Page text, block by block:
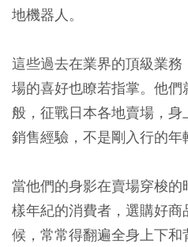
地機器人。
這些過去在業界的頂級業
場的喜好也瞭若指掌。他
般，征戰日本各地賣場，身
銷售經驗，不是剛入行的年
當他們的身影在賣場穿梭
樣年紀的消費者，選購好
候，常常得翻遍全身上下